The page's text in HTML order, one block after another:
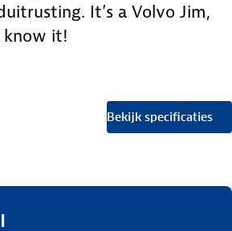
It’s a Volvo Jim,
it!
Bekijk specificaties